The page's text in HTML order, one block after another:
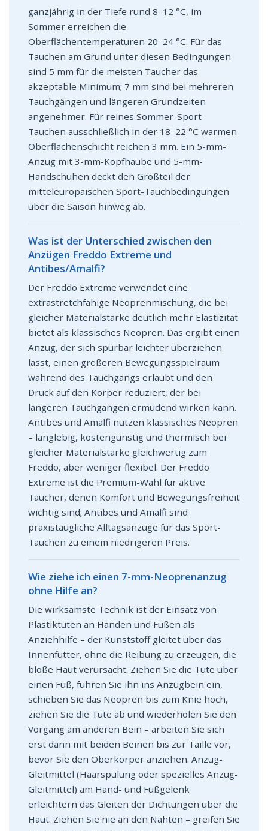
ganzjährig in der Tiefe rund 8–12 °C, im
Sommer erreichen die
Oberflächentemperaturen 20–24 °C. Für das
Tauchen am Grund unter diesen Bedingungen
sind 5 mm für die meisten Taucher das
akzeptable Minimum; 7 mm sind bei mehreren
Tauchgängen und längeren Grundzeiten
angenehmer. Für reines Sommer-Sport-
Tauchen ausschließlich in der 18–22 °C warmen
Oberflächenschicht reichen 3 mm. Ein 5-mm-
Anzug mit 3-mm-Kopfhaube und 5-mm-
Handschuhen deckt den Großteil der
mitteleuropäischen Sport-Tauchbedingungen
über die Saison hinweg ab.
Was ist der Unterschied zwischen den
Anzügen Freddo Extreme und
Antibes/Amalfi?
Der Freddo Extreme verwendet eine
extrastretchfähige Neoprenmischung, die bei
gleicher Materialstärke deutlich mehr Elastizität
bietet als klassisches Neopren. Das ergibt einen
Anzug, der sich spürbar leichter überziehen
lässt, einen größeren Bewegungsspielraum
während des Tauchgangs erlaubt und den
Druck auf den Körper reduziert, der bei
längeren Tauchgängen ermüdend wirken kann.
Antibes und Amalfi nutzen klassisches Neopren
– langlebig, kostengünstig und thermisch bei
gleicher Materialstärke gleichwertig zum
Freddo, aber weniger flexibel. Der Freddo
Extreme ist die Premium-Wahl für aktive
Taucher, denen Komfort und Bewegungsfreiheit
wichtig sind; Antibes und Amalfi sind
praxistaugliche Alltagsanzüge für das Sport-
Tauchen zu einem niedrigeren Preis.
Wie ziehe ich einen 7-mm-Neoprenanzug
ohne Hilfe an?
Die wirksamste Technik ist der Einsatz von
Plastiktüten an Händen und Füßen als
Anziehhilfe – der Kunststoff gleitet über das
Innenfutter, ohne die Reibung zu erzeugen, die
bloße Haut verursacht. Ziehen Sie die Tüte über
einen Fuß, führen Sie ihn ins Anzugbein ein,
schieben Sie das Neopren bis zum Knie hoch,
ziehen Sie die Tüte ab und wiederholen Sie den
Vorgang am anderen Bein – arbeiten Sie sich
erst dann mit beiden Beinen bis zur Taille vor,
bevor Sie den Oberkörper anziehen. Anzug-
Gleitmittel (Haarspülung oder spezielles Anzug-
Gleitmittel) am Hand- und Fußgelenk
erleichtern das Gleiten der Dichtungen über die
Haut. Ziehen Sie nie an den Nähten – greifen Sie